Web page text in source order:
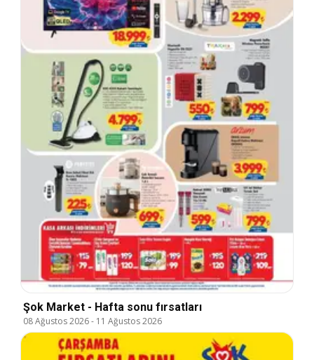
Şok Market - Hafta sonu fırsatları
08 Ağustos 2026- 11 Ağustos 2026